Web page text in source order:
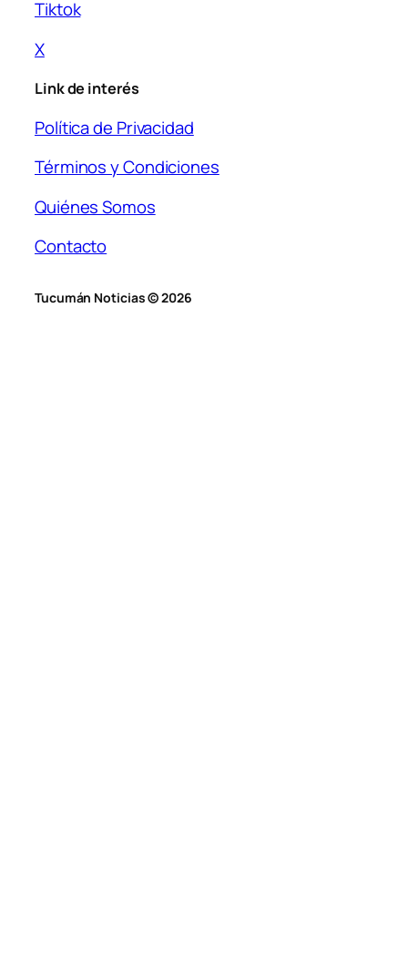
Tiktok
X
Link de interés
Política de Privacidad
Términos y Condiciones
Quiénes Somos
Contacto
Tucumán Noticias © 2026